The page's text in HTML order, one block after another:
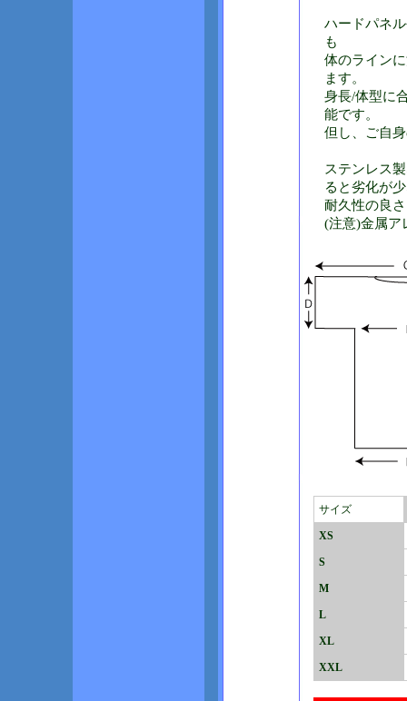
ハードパネ
も
体のライン
ます。
身長/体型に
能です。
但し、ご自
ステンレス
ると劣化が
耐久性の良
(注意)金属ア
サイズ
XS
S
M
L
XL
XXL